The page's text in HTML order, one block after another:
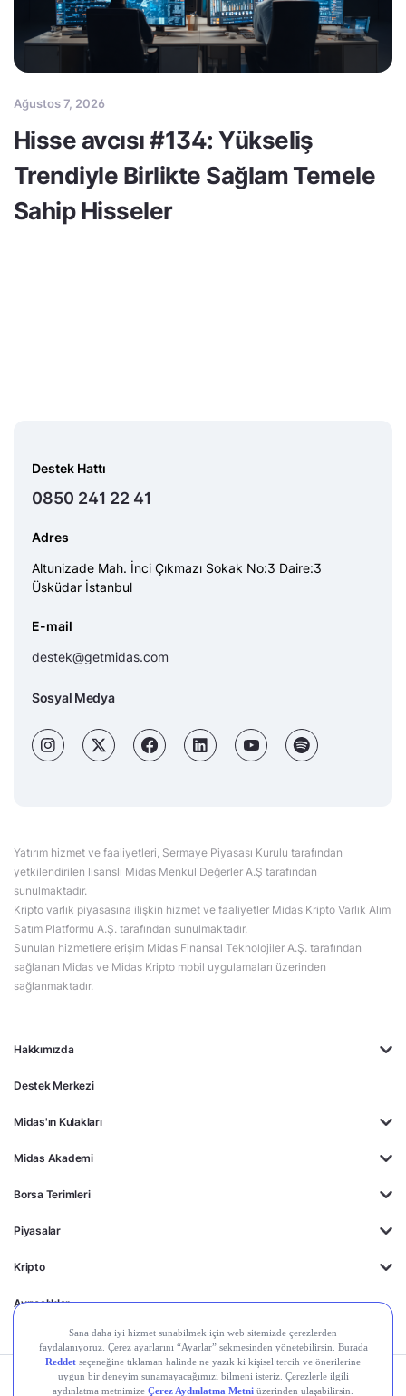
Ağustos 7, 2026
Hisse avcısı #134: Yükseliş
Trendiyle Birlikte Sağlam Temele
Sahip Hisseler
Hakkımızda
Destek Merkezi
Midas'ın Kulakları
Midas Akademi
Borsa Terimleri
Piyasalar
Kripto
Ayrıcalıklar
Destek Hattı
0850 241 22 41
Adres
Altunizade Mah. İnci Çıkmazı Sokak No:3 Daire:3
Üsküdar İstanbul
E-mail
destek@getmidas.com
Sosyal Medya
Yatırım hizmet ve faaliyetleri, Sermaye Piyasası Kurulu tarafından
yetkilendirilen lisanslı Midas Menkul Değerler A.Ş tarafından
sunulmaktadır.
Kripto varlık piyasasına ilişkin hizmet ve faaliyetler Midas Kripto Varlık Alım
Satım Platformu A.Ş. tarafından sunulmaktadır.
Sunulan hizmetlere erişim Midas Finansal Teknolojiler A.Ş. tarafından
sağlanan Midas ve Midas Kripto mobil uygulamaları üzerinden
sağlanmaktadır.
Kişisel Verilerin Gizlilik Yasal Çerez